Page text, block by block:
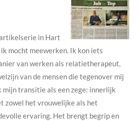
artikelserie in Hart
mocht meewerken. Ik kon iets
van werken als relatietherapeut,
van de mensen die tegenover mij
transitie als een zege: innerlijk
zowel het vrouwelijke als het
ervaring. Het brengt begrip en